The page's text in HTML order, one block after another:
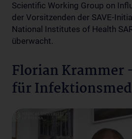
Scientific Working Group on
der Vorsitzenden der SAVE-
National Institutes of Health
überwacht.
Florian Krammer
für